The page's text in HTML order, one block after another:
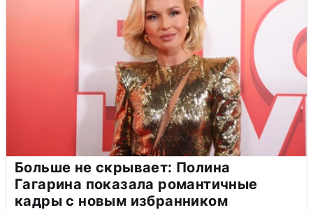
Больше не скрывает: Полина
Гагарина показала романтичные
кадры с новым избранником